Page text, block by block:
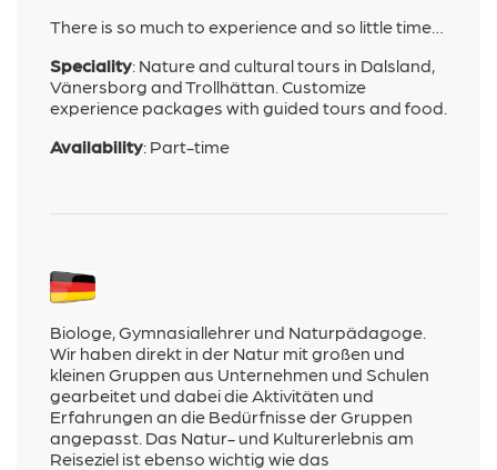
There is so much to experience and so little time…
Speciality: Nature and cultural tours in Dalsland,
Vänersborg and Trollhättan. Customize
experience packages with guided tours and food.
Availability: Part-time
Biologe, Gymnasiallehrer und Naturpädagoge.
Wir haben direkt in der Natur mit großen und
kleinen Gruppen aus Unternehmen und Schulen
gearbeitet und dabei die Aktivitäten und
Erfahrungen an die Bedürfnisse der Gruppen
angepasst. Das Natur- und Kulturerlebnis am
Reiseziel ist ebenso wichtig wie das